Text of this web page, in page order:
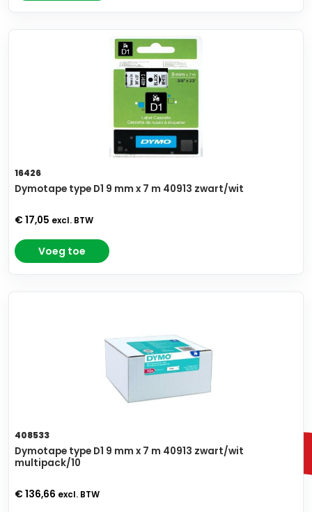
16426
Dymotape type D1 9 mm x 7 m 40913 zwart/wit
€ 17,05 excl. BTW
Voeg toe
408533
Dymotape type D1 9 mm x 7 m 40913 zwart/wit
multipack/10
€ 136,66 excl. BTW